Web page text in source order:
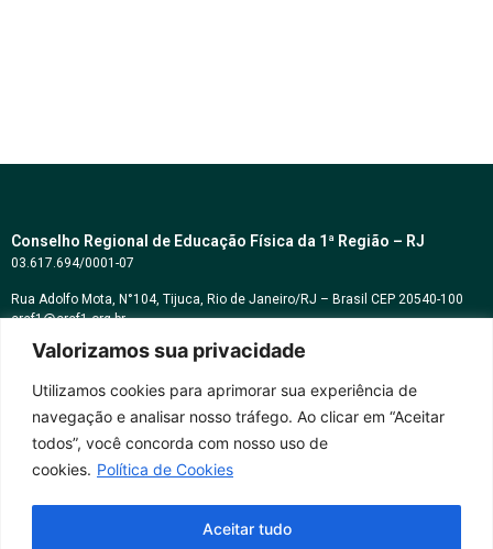
Valorizamos sua privacidade
Utilizamos cookies para aprimorar sua experiência de
navegação e analisar nosso tráfego. Ao clicar em “Aceitar
todos”, você concorda com nosso uso de
cookies. Política de Cookies
Aceitar tudo
Conselho Regional de Educação Física da 1ª Região – RJ
03.617.694/0001-07
Rua Adolfo Mota, N°104, Tijuca, Rio de Janeiro/RJ – Brasil CEP 20540-100
cref1@cref1.org.br
Assessoria de comunicação:
Horários de atendimento:
Whatsapp: (21) 2569-2398